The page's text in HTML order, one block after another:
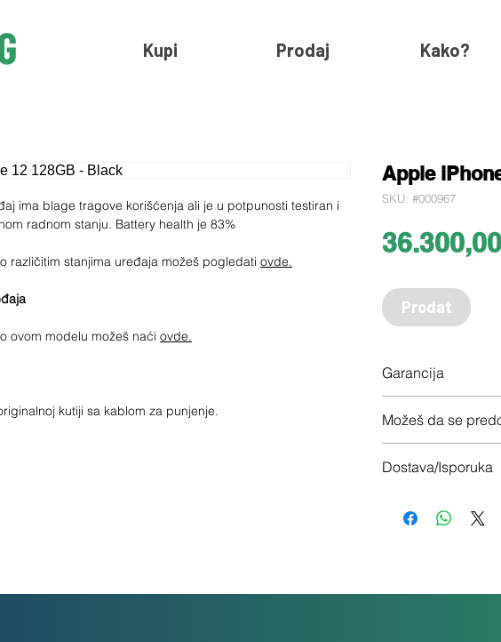
Kupi Prodaj Kako?
ima blage tragove korišćenja ali je u potpunosti testiran i
radnom stanju. Battery health je 83%
različitim stanjima uređaja možeš pogledati ovde.
ovom modelu možeš naći ovde.
kutiji sa kablom za punjenje.
Apple
SKU: #000967
Prodat
Garancija
Možeš da se
Dostava/Isporuka